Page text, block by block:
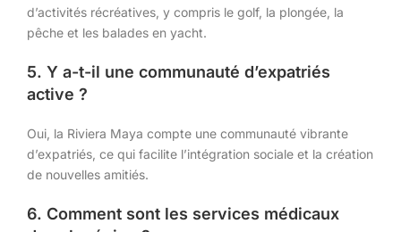
d’activités récréatives, y compris le golf, la plongée, la
pêche et les balades en yacht.
5. Y a-t-il une communauté d’expatriés
active ?
Oui, la Riviera Maya compte une communauté vibrante
d’expatriés, ce qui facilite l’intégration sociale et la création
de nouvelles amitiés.
6. Comment sont les services médicaux